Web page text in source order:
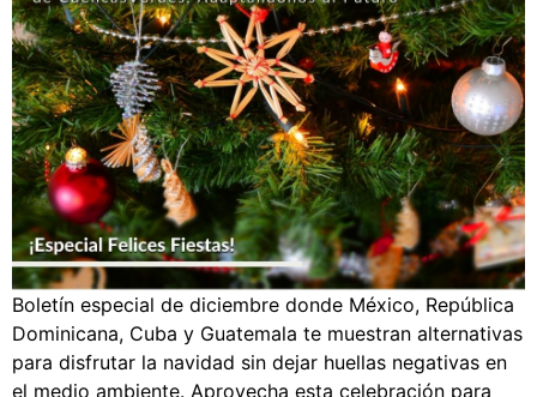
Boletín especial de diciembre donde México, República
Dominicana, Cuba y Guatemala te muestran alternativas
para disfrutar la navidad sin dejar huellas negativas en
el medio ambiente. Aprovecha esta celebración para